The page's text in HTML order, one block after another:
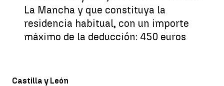
La Mancha y que constituya la
residencia habitual, con un importe
máximo de la deducción: 450 euros
Castilla y León